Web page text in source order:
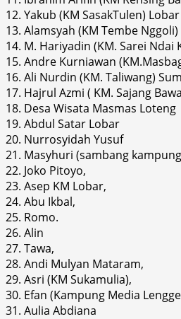
12. Yakub (KM SasakTulen) Lobar
13. Alamsyah (KM Tembe Nggoli)
14. M. Hariyadin (KM. Sarei Ndai
15. Andre Kurniawan
16. Ali Nurdin (KM. Taliwang)
17. Hajrul Azmi ( KM. Sajang
18. Desa Wisata Masmas Loteng
19. Abdul Satar Lobar
20. Nurrosyidah Yusuf
21. Masyhuri (sambang
22. Joko Pitoyo,
23. Asep KM Lobar,
24. Abu Ikbal,
25. Romo.
26. Alin
27. Tawa,
28. Andi Mulyan Mataram,
29. Asri (KM Sukamulia),
30. Efan (Kampung Media
31. Aulia Abdiana